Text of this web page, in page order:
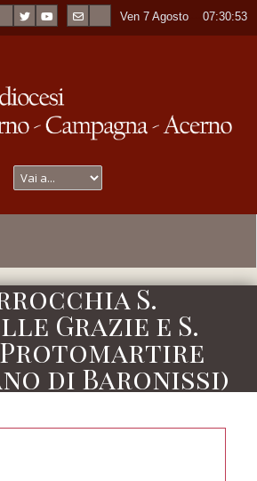
Ven 7 Agosto ----07:30:53
S.
Grazie e S.
Protomartire
di Baronissi)